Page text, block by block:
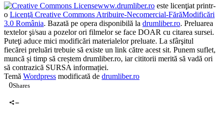
www.drumliber.roeste licenţiat printr-
oLicenţă Creative Commons Atribuire-Necomercial-FărăModificări
3.0 România. Bazată pe opera disponibilă ladrumliber.ro. Preluarea
textelor şi/sau a pozelor ori filmelor se face DOAR cu citarea sursei.
Puteţi aduce mici modificări materialelor preluate. La sfârşitul
fiecărei preluări trebuie să existe un link către acest sit. Punem suflet,
muncă și timp să creștem drumliber.ro, iar cititorii merită să vadă ori
să contrazică SURSA informației.
TemăWordpress
0